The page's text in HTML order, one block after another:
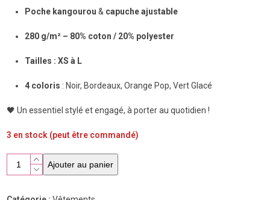
Poche kangourou & capuche ajustable
280 g/m² – 80% coton / 20% polyester
Tailles : XS à L
4 coloris : Noir, Bordeaux, Orange Pop, Vert Glacé
🖤 Un essentiel stylé et engagé, à porter au quotidien !
3 en stock (peut être commandé)
quantité
shirt
Ajouter au panier